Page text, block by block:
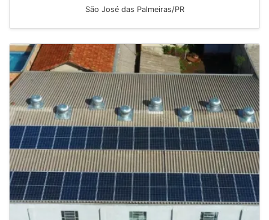
São José das Palmeiras/PR